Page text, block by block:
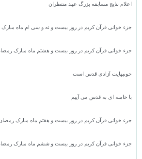
اعلام نتایج مسابقه بزرگ عهد منتظران
جزء خوانی قرآن کریم در روز بیست و نه و سی ام ماه مبارک
جزء خوانی قرآن کریم در روز بیست و هشتم ماه مبارک رمضان
خونبهایت آزادی قدس است
با خامنه ای به قدس می آییم
جزء خوانی قرآن کریم در روز بیست و هفتم ماه مبارک رمضان
جزء خوانی قرآن کریم در روز بیست و ششم ماه مبارک رمضان